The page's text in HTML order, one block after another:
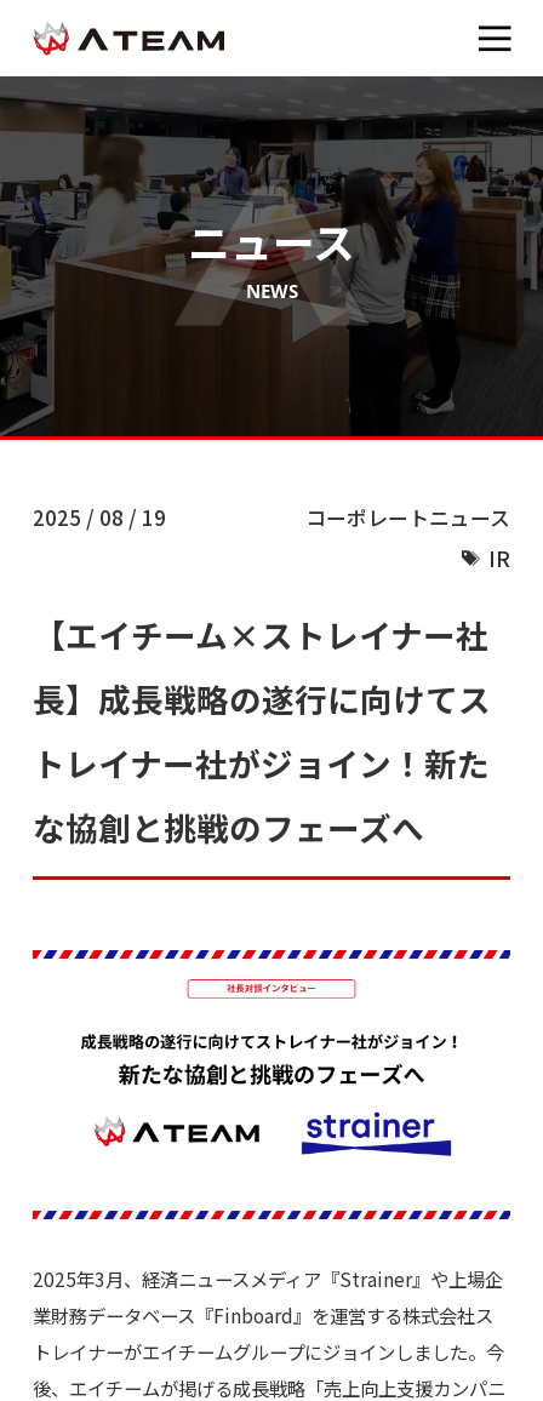
ニュース
NEWS
2025 / 08 / 19
コーポレートニュース
IR
【エイチーム×ストレイナー社
長】成長戦略の遂行に向けてス
トレイナー社がジョイン！新た
な協創と挑戦のフェーズへ
2025年3月、経済ニュースメディア『Strainer』や上場企
業財務データベース『Finboard』を運営する株式会社ス
トレイナーがエイチームグループにジョインしました。今
後、エイチームが掲げる成長戦略「売上向上支援カンパニ